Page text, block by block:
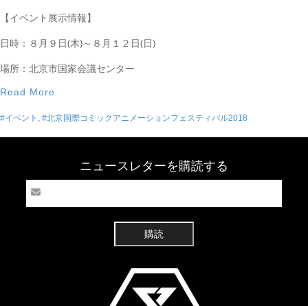
【イベント展示情報】
日時：８月９日(木)～８月１２日(日)
場所：北京市国家会議センター
Read More
#イベント #北京国際コミックアニメーションフェスティバル2018
ニュースレターを購読する
購読